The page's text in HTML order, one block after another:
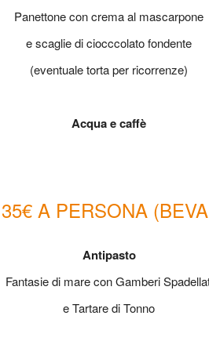
Panettone con crema al mascarpone
e scaglie di ciocccolato fondente
(eventuale torta per ricorrenze)
Acqua e caffè
A PERSONA
Antipasto
Fantasie di mare con Gamberi
e Tartare di Tonno